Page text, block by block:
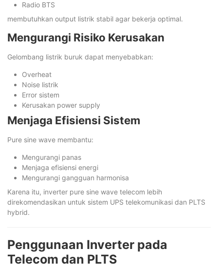
Radio BTS
membutuhkan output listrik stabil agar bekerja optimal.
Mengurangi Risiko Kerusakan
Gelombang listrik buruk dapat menyebabkan:
Overheat
Noise listrik
Error sistem
Kerusakan power supply
Menjaga Efisiensi Sistem
Pure sine wave membantu:
Mengurangi panas
Menjaga efisiensi energi
Mengurangi gangguan harmonisa
Karena itu, inverter pure sine wave telecom lebih
direkomendasikan untuk sistem UPS telekomunikasi dan PLTS
hybrid.
Penggunaan Inverter pada
Telecom dan PLTS